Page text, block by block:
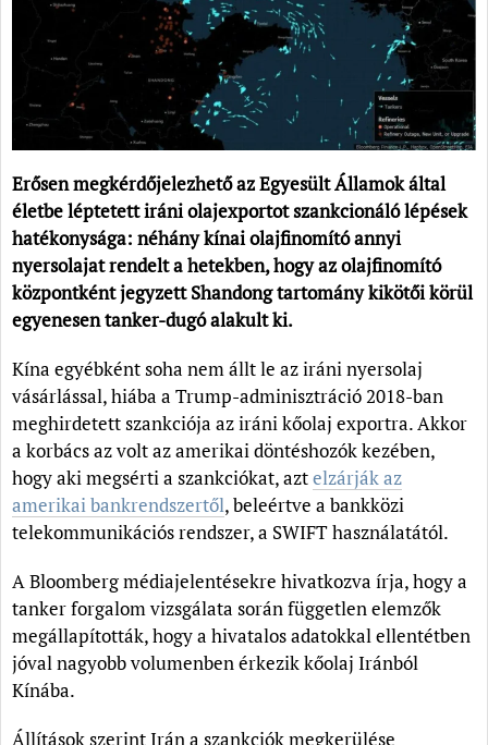
Erősen megkérdőjelezhető az Egyesült Államok által
életbe léptetett iráni olajexportot szankcionáló lépések
hatékonysága: néhány kínai olajfinomító annyi
nyersolajat rendelt a hetekben, hogy az olajfinomító
központként jegyzett Shandong tartomány kikötői körül
egyenesen tanker-dugó alakult ki.
Kína egyébként soha nem állt le az iráni nyersolaj
vásárlással, hiába a Trump-adminisztráció 2018-ban
meghirdetett szankciója az iráni kőolaj exportra. Akkor
a korbács az volt az amerikai döntéshozók kezében,
hogy aki megsérti a szankciókat, aztelzárják az
amerikai bankrendszertől, beleértve a bankközi
telekommunikációs rendszer, a SWIFT használatától.
A Bloomberg médiajelentésekre hivatkozva írja, hogy a
tanker forgalom vizsgálata során független elemzők
megállapították, hogy a hivatalos adatokkal ellentétben
jóval nagyobb volumenben érkezik kőolaj Iránból
Kínába.
Állítások szerint Irán a szankciók megkerülése